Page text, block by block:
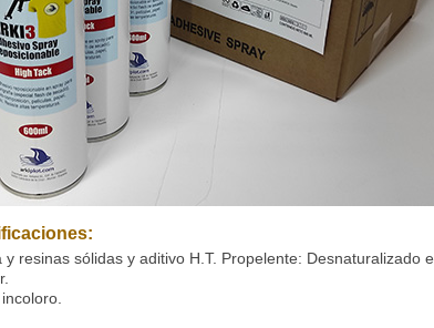
y resinas sólidas y aditivo H.T. Propelente: Desnaturalizado e